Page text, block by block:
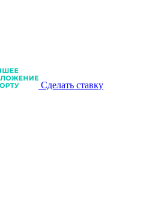
Сделать ставку